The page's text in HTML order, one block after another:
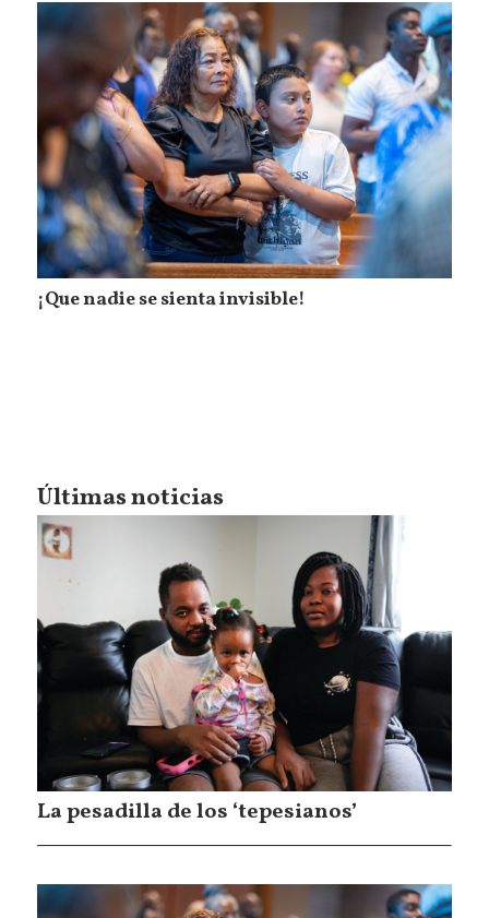
¡Que nadie se sienta invisible!
Últimas noticias
La pesadilla de los ‘tepesianos’